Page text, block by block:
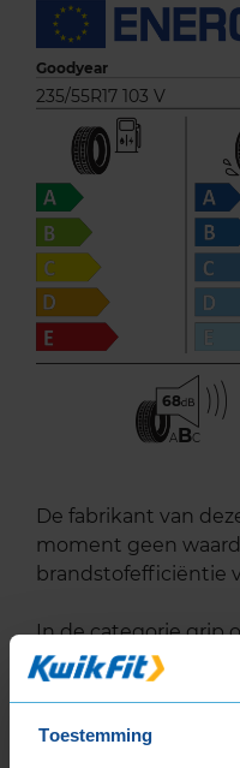
Toestemming
Goodyear
235/55R17 103 V
68
ABC
De fabrikant van
moment geen
brandstofefficiëntie
In de categorie grip
gewaardeerd met
deze band matige